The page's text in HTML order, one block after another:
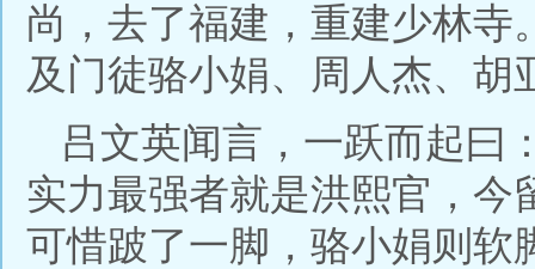
尚，去了福建，重建少林寺
及门徒骆小娟、周人杰、胡
吕文英闻言，一跃而起曰
实力最强者就是洪熙官，今
可惜跛了一脚，骆小娟则软